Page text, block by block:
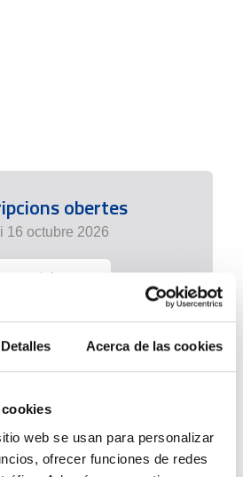
Detalles Acerca de las cookies
web se usan para personalizar
ofrecer funciones de redes
obertes
16 octubre 2026
+ info